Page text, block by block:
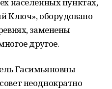
Ключ», оборудовано
заменены
другое.
Гасимьяновны
неоднократно